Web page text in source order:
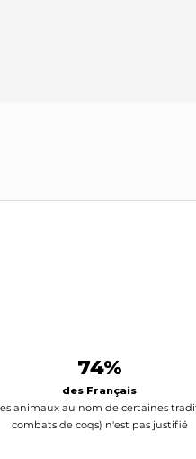
74%
des Français
animaux au nom de certaines
combats de coqs) n'est pas justifié